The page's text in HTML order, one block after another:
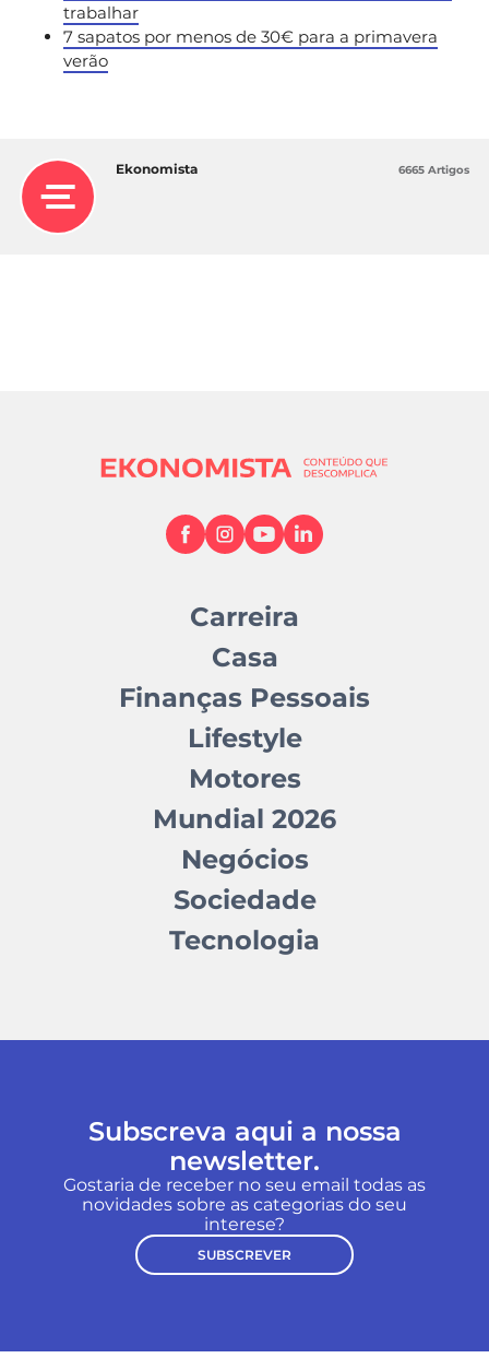
trabalhar
7 sapatos por menos de 30€ para a primavera
verão
Ekonomista 6665 Artigos
Carreira
Casa
Finanças Pessoais
Lifestyle
Motores
Mundial 2026
Negócios
Sociedade
Tecnologia
Subscreva aqui a nossa
newsletter.
Gostaria de receber no seu email todas as
novidades sobre as categorias do seu
interese?
SUBSCREVER